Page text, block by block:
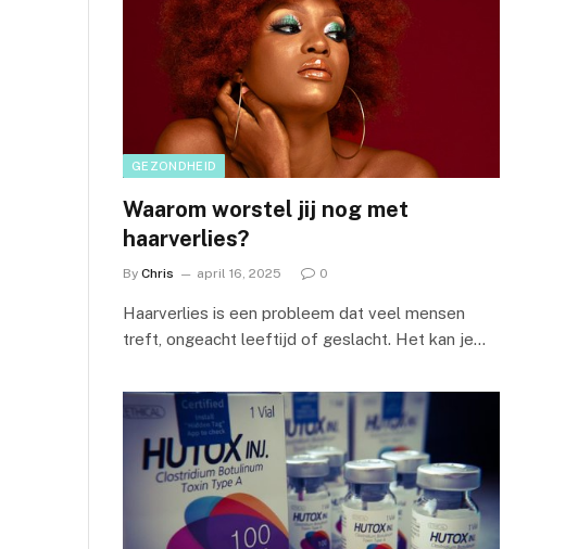
GEZONDHEID
Waarom worstel jij nog met
haarverlies?
By Chris april 16, 2025 0
Haarverlies is een probleem dat veel mensen
treft, ongeacht leeftijd of geslacht. Het kan je…